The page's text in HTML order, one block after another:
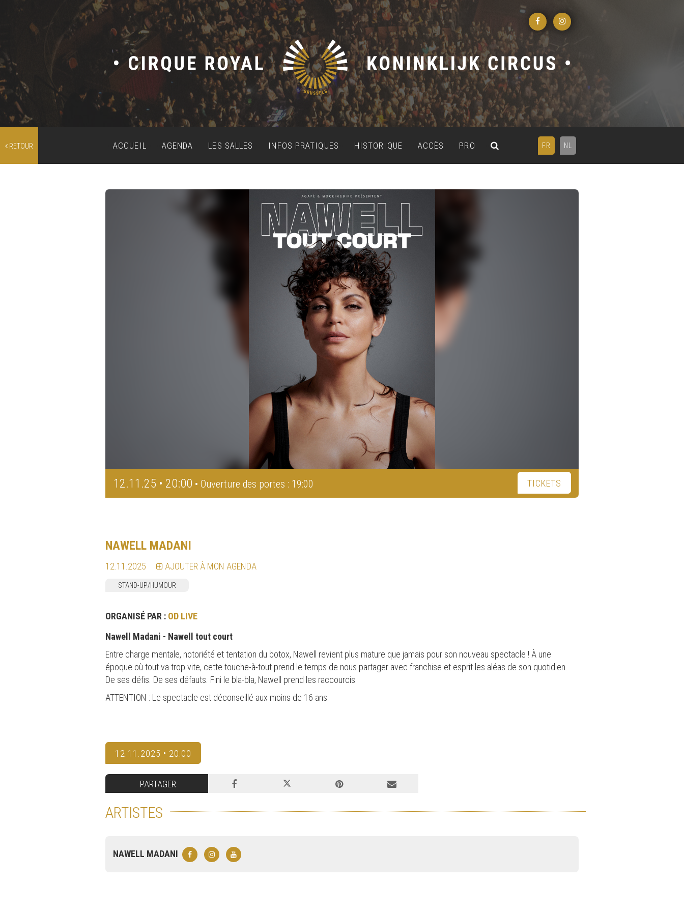
RETOUR FR NL
ACCUEIL AGENDA LES SALLES INFOS PRATIQUES HISTORIQUE ACCÈS PRO
12.11.25 • 20:00 • Ouverture des portes : 19:00 TICKETS
NAWELL MADANI
12.11.2025 AJOUTER À MON AGENDA
STAND-UP/HUMOUR
ORGANISÉ PAR : OD LIVE
Nawell Madani - Nawell tout court
Entre charge mentale, notoriété et tentation du botox, Nawell revient plus mature que jamais pour son nouveau spectacle ! À une
époque où tout va trop vite, cette touche-à-tout prend le temps de nous partager avec franchise et esprit les aléas de son quotidien.
De ses défis. De ses défauts. Fini le bla-bla, Nawell prend les raccourcis.
ATTENTION : Le spectacle est déconseillé aux moins de 16 ans.
12.11.2025 • 20:00
PARTAGER
ARTISTES
NAWELL MADANI